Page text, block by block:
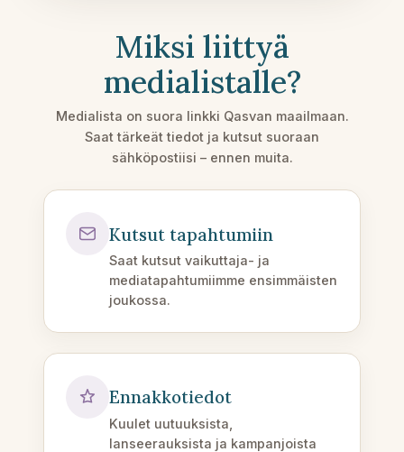
Miksi liittyä
medialistalle?
Medialista on suora linkki Qasvan maailmaan.
Saat tärkeät tiedot ja kutsut suoraan
sähköpostiisi – ennen muita.
Kutsut tapahtumiin
Saat kutsut vaikuttaja- ja
mediatapahtumiimme ensimmäisten
joukossa.
Ennakkotiedot
Kuulet uutuuksista,
lanseerauksista ja kampanjoista